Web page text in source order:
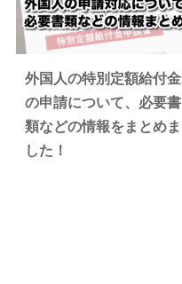
外国人の特別定額給付金
の申請について、必要書
類などの情報をまとめま
した！